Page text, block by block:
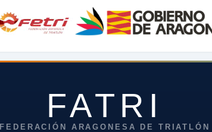
FATRI
FEDERACIÓN ARAGONESA DE TRIATLÓN